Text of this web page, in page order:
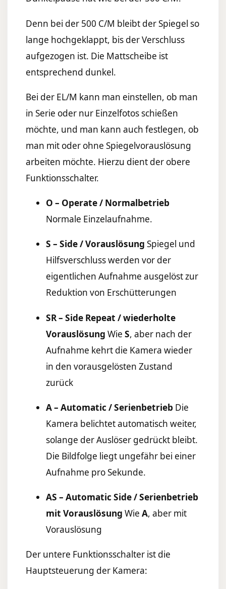
Denn bei der 500 C/M bleibt der Spiegel so
lange hochgeklappt, bis der Verschluss
aufgezogen ist. Die Mattscheibe ist
entsprechend dunkel.
Bei der EL/M kann man einstellen, ob man
in Serie oder nur Einzelfotos schießen
möchte, und man kann auch festlegen, ob
man mit oder ohne Spiegelvorauslösung
arbeiten möchte. Hierzu dient der obere
Funktionsschalter.
O – Operate / Normalbetrieb
Normale Einzelaufnahme.
S – Side / Vorauslösung Spiegel und
Hilfsverschluss werden vor der
eigentlichen Aufnahme ausgelöst zur
Reduktion von Erschütterungen
SR – Side Repeat / wiederholte
Vorauslösung WieS, aber nach der
Aufnahme kehrt die Kamera wieder
in den vorausgelösten Zustand
zurück
A – Automatic / Serienbetrieb Die
Kamera belichtet automatisch weiter,
solange der Auslöser gedrückt bleibt.
Die Bildfolge liegt ungefähr bei einer
Aufnahme pro Sekunde.
AS – Automatic Side / Serienbetrieb
mit Vorauslösung WieA, aber mit
Vorauslösung
Der untere Funktionsschalter ist die
Hauptsteuerung der Kamera: